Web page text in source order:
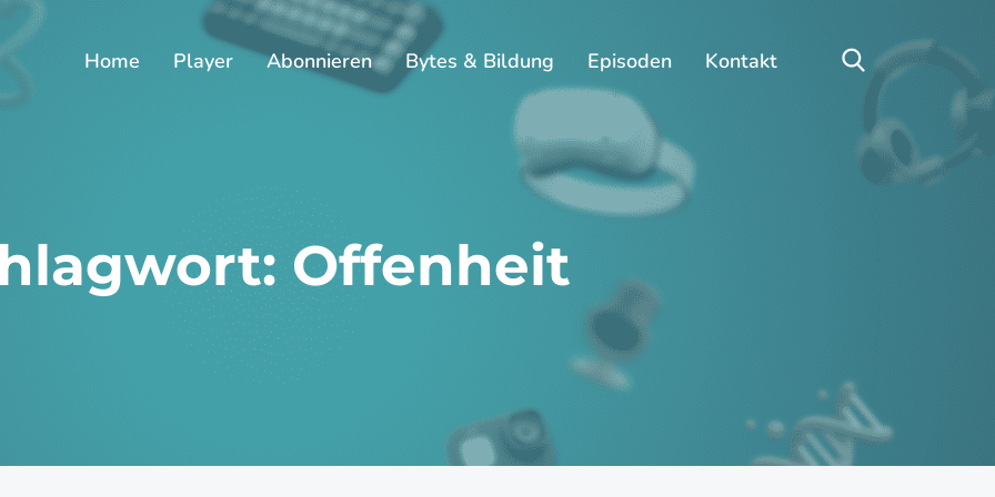
Home Player Abonnieren Bytes & Bildung Episoden Kontakt
Offenheit